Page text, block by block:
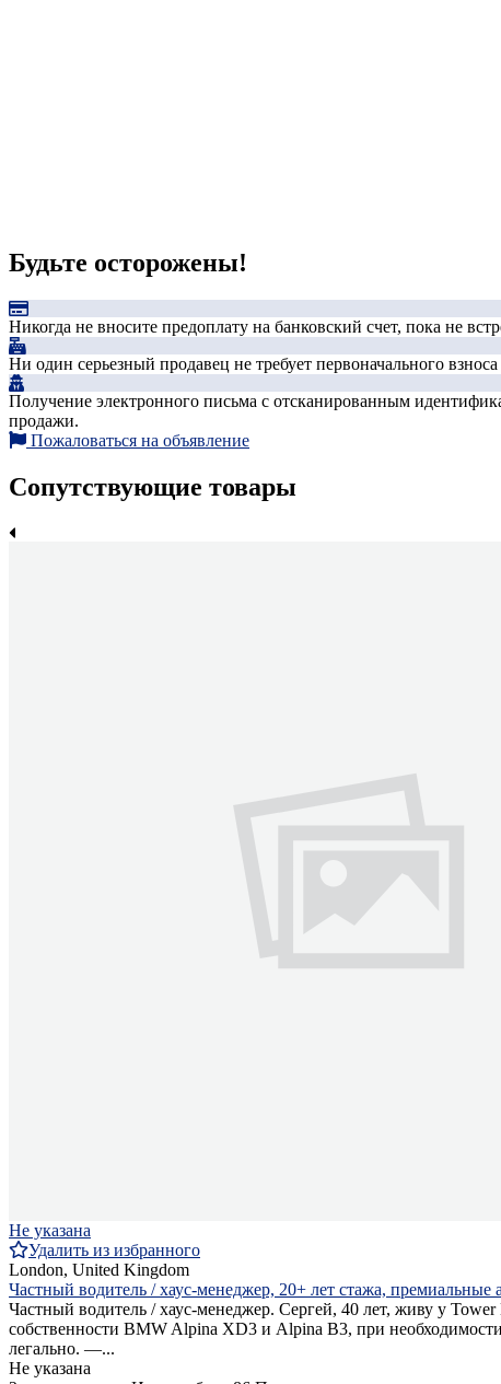
Будьте осторожены!
Никогда не вносите предоплату на банковский счет, пока не
Ни один серьезный продавец не требует первоначального
Получение электронного письма с отсканированным
продажи.
Пожаловаться на объявление
Сопутствующие товары
Не указана
Удалить из избранного
London, United Kingdom
Частный водитель / хаус-менеджер, 20+ лет стажа, премиальные
Частный водитель / хаус-менеджер. Сергей, 40 лет, живу у
собственности BMW Alpina XD3 и Alpina B3, при
легально. —...
Не указана